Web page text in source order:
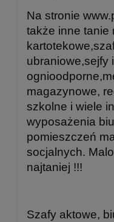
Na stronie
także inne tanie
ubraniowe,sejfy
magazynowe,
szkolne i wiele
wyposażenia
pomieszczeń
socjalnych.
najtaniej !!!
Szafy aktowe,